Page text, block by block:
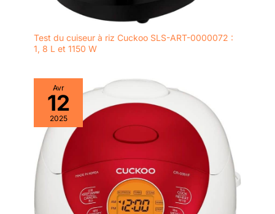
Test du cuiseur à riz Cuckoo SLS-ART-0000072 :
1, 8 L et 1150 W
Avr
12
2025